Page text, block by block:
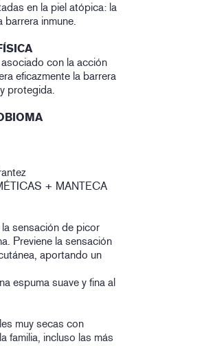
en la piel atópica: la
barrera inmune.
con la acción
eficazmente la barrera
protegida.
+ MANTECA
sensación de picor
Previene la sensación
aportando un
espuma suave y fina al
muy secas con
familia, incluso las más